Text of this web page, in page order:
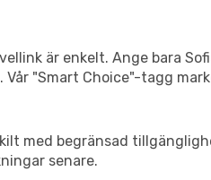
är enkelt. Ange bara
"Smart Choice"-tagg
med begränsad
senare.